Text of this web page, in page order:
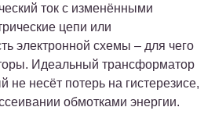
ток с изменёнными
цепи или
электронной схемы – для чего
Идеальный трансформатор
не несёт потерь на гистерезисе,
обмотками энергии.